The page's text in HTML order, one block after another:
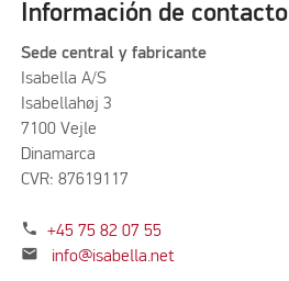
Información de contacto
Sede central y fabricante
Isabella A/S
Isabellahøj 3
7100 Vejle
Dinamarca
CVR: 87619117
phone +45 75 82 07 55
mail info@isabella.net